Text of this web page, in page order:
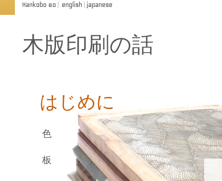
Hankobo 80 english japanese
木版印刷の話
はじめに
色
板